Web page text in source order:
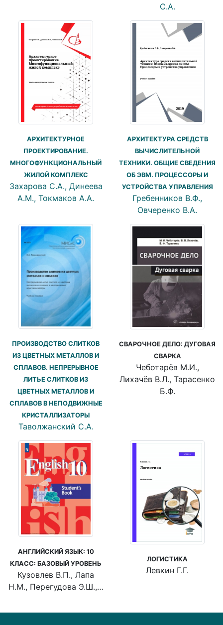
С.А.
АРХИТЕКТУРНОЕ
ПРОЕКТИРОВАНИЕ.
МНОГОФУНКЦИОНАЛЬНЫЙ
ЖИЛОЙ КОМПЛЕКС
Захарова С.А., Динеева
А.М., Токмаков А.А.
АРХИТЕКТУРА СРЕДСТВ
ВЫЧИСЛИТЕЛЬНОЙ
ТЕХНИКИ. ОБЩИЕ СВЕДЕНИЯ
ОБ ЭВМ. ПРОЦЕССОРЫ И
УСТРОЙСТВА УПРАВЛЕНИЯ
Гребенников В.Ф.,
Овчеренко В.А.
ПРОИЗВОДСТВО СЛИТКОВ
ИЗ ЦВЕТНЫХ МЕТАЛЛОВ И
СПЛАВОВ. НЕПРЕРЫВНОЕ
ЛИТЬЕ СЛИТКОВ ИЗ
ЦВЕТНЫХ МЕТАЛЛОВ И
СПЛАВОВ В НЕПОДВИЖНЫЕ
КРИСТАЛЛИЗАТОРЫ
Таволжанский С.А.
СВАРОЧНОЕ ДЕЛО: ДУГОВАЯ
СВАРКА
Чеботарёв М.И.,
Лихачёв В.Л., Тарасенко
Б.Ф.
АНГЛИЙСКИЙ ЯЗЫК: 10
КЛАСС: БАЗОВЫЙ УРОВЕНЬ
Кузовлев В.П., Лапа
Н.М., Перегудова Э.Ш.,…
ЛОГИСТИКА
Левкин Г.Г.